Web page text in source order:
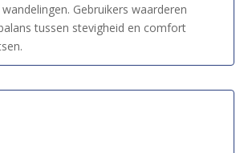
Gebruikers waarderen
tussen stevigheid en comfort